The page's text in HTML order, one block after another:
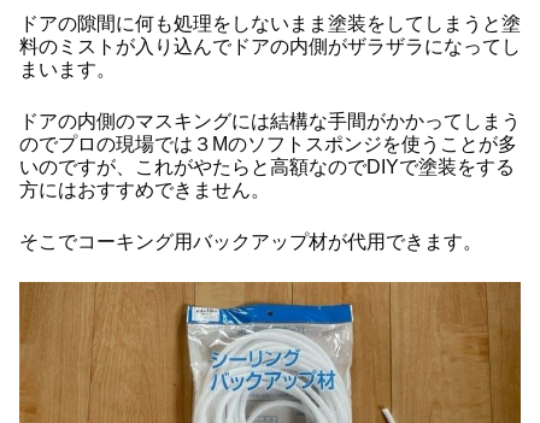
ドアの隙間に何も処理をしないまま塗装をしてしまうと塗
料のミストが入り込んでドアの内側がザラザラになってし
まいます。
ドアの内側のマスキングには結構な手間がかかってしまう
のでプロの現場では３Mのソフトスポンジを使うことが多
いのですが、これがやたらと高額なのでDIYで塗装をする
方にはおすすめできません。
そこでコーキング用バックアップ材が代用できます。